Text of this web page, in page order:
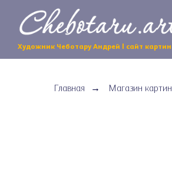
Художник Чеботару Андрей | сайт картин
Главная → Магазин картин